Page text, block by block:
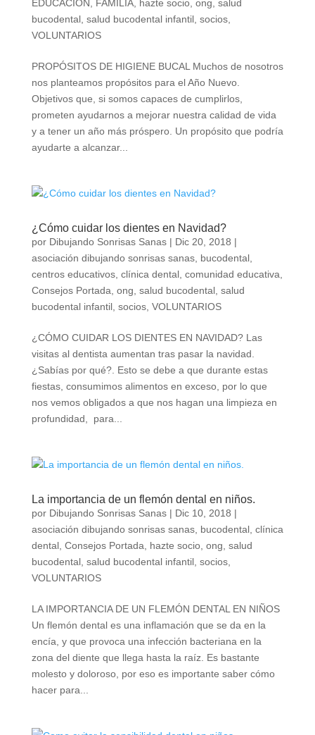
EDUCACIÓN
FAMILIA, hazte socio, ong salud
bucodental, salud bucodental infantil, socios,
VOLUNTARIOS
PROPÓSITOS DE HIGIENE BUCAL Muchos de nosotros
nos planteamos propósitos para el Año Nuevo.
Objetivos que, si somos capaces de cumplirlos,
prometen ayudarnos a mejorar nuestra calidad de vida
y a tener un año más próspero. Un propósito que podría
ayudarte a alcanzar...
¿Cómo cuidar los dientes en Navidad?
por Dibujando Sonrisas Sanas| Dic 20, 2018 |
asociación dibujando sonrisas sanas, bucodental,
centros educativos, clínica dental, comunidad educativa
Consejos Portada ong salud bucodental, salud
bucodental infantil, socios, VOLUNTARIOS
¿CÓMO CUIDAR LOS DIENTES EN NAVIDAD? Las
visitas al dentista aumentan tras pasar la navidad.
¿Sabías por qué?. Esto se debe a que durante estas
fiestas, consumimos alimentos en exceso, por lo que
nos vemos obligados a que nos hagan una limpieza en
profundidad, para...
La importancia de un flemón dental en niños.
por Dibujando Sonrisas Sanas| Dic 10, 2018 |
asociación dibujando sonrisas sanas, bucodental, clínica
dental, Consejos Portada hazte socio, ong salud
bucodental, salud bucodental infantil, socios,
VOLUNTARIOS
LA IMPORTANCIA DE UN FLEMÓN DENTAL EN NIÑOS
Un flemón dental es una inflamación que se da en la
encía, y que provoca una infección bacteriana en la
zona del diente que llega hasta la raíz. Es bastante
molesto y doloroso, por eso es importante saber cómo
hacer para...